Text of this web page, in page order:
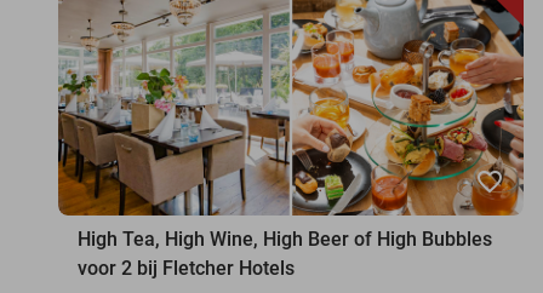
favorite_border
High Tea, High Wine, High Beer of High Bubbles
voor 2 bij Fletcher Hotels